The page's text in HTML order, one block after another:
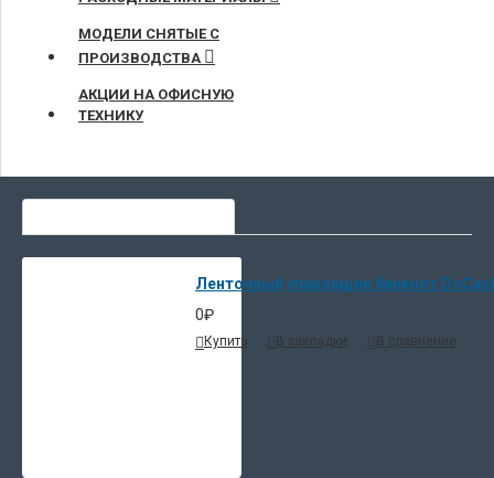
МОДЕЛИ СНЯТЫЕ С
ПРОИЗВОДСТВА
АКЦИИ НА ОФИСНУЮ
ТЕХНИКУ
Ленточный упаковщик банкнот
0₽
Купить В закладки В сравнение